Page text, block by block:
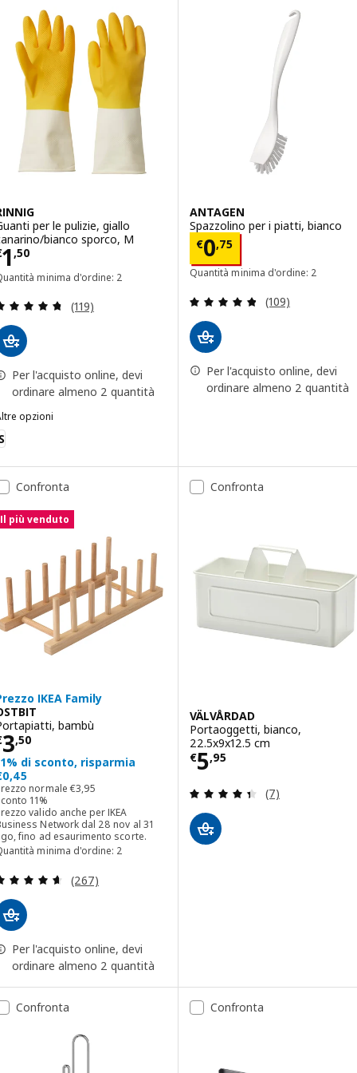
per le pulizie, giallo
bianco sporco, M
1,50 € 1,50
minima d'ordine: 2
Recensione: 4.7 fuori da 5 stelle. Totale
(119)
Per l'acquisto online, devi
ordinare almeno 2 quantità
opzioni
ANTAGEN
Spazzolino per i piatti, bianco
€0,75
Prezzo € 0,75
Quantità minima d'ordine: 2
Recensione:
(109)
Per l'acquisto online, devi
ordinare almeno 2 quantità
Confronta
Il più venduto
IKEA Family
bambù
3,50 € 3,50
di sconto, risparmia
normale€3,95
Prezzo normale € 3,95
11%
valido anche per IKEA
Network dal 28 nov al 31
fino ad esaurimento scorte.
minima d'ordine: 2
Recensione: 4.6 fuori da 5 stelle. Totale
(267)
Per l'acquisto online, devi
ordinare almeno 2 quantità
Confronta
VÄLVÅRDAD
Portaoggetti, bianco,
22.5x9x12.5 cm
€5,95
Prezzo € 5,95
Recensione:
(7)
Confronta Confronta